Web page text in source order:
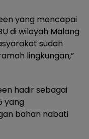
yang mencapai
di wilayah Malang
sudah
lingkungan,”
hadir sebagai
yang
bahan nabati